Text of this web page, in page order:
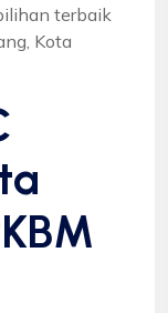
terbaik
Kota